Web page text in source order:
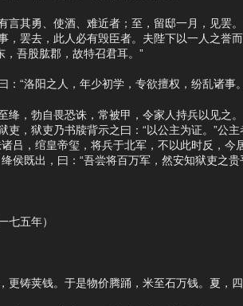
勇、使酒、难近者；至，留邸一月，见罢。
，罢去，此人必有毁臣者。夫陛下以一人之誉
，吾股肱郡，故特召君耳。”
洛阳之人，年少初学，专欲擅权，纷乱诸事
，勃自畏恐诛，常被甲，令家人持兵以见之
，狱吏乃书牍背示之曰：“以公主为证。”公
吕，绾皇帝玺，将兵于北军，不以此时反，
侯既出，曰：“吾尝将百万军，然安知狱吏之贵
五年）
铸荚钱。于是物价腾踊，米至石万钱。夏，四